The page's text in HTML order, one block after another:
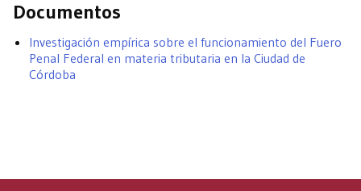
Documentos
Investigación empírica sobre el funcionamiento del Fuero
Penal Federal en materia tributaria en la Ciudad de
Córdoba